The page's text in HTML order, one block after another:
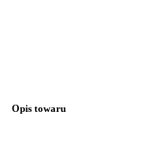
Opis towaru